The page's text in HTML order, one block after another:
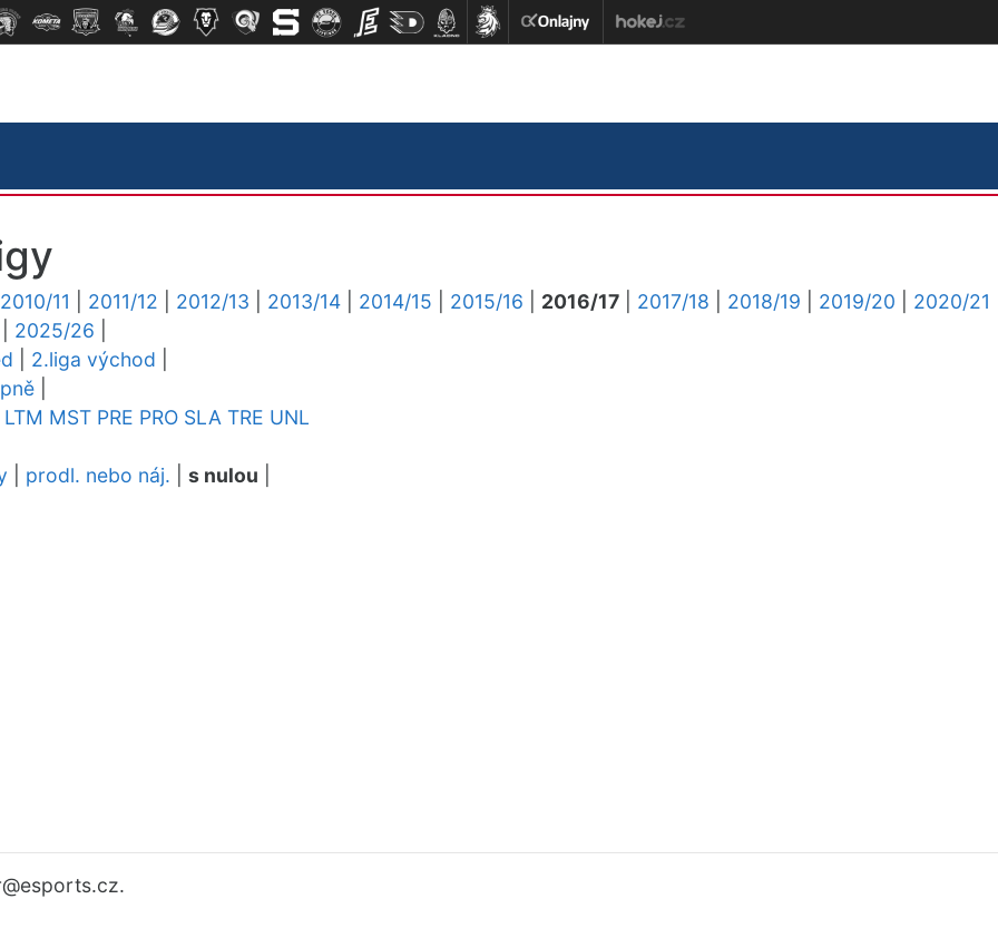
2010/11 2011/12 2012/13 2013/14 2014/15 2015/16 2016/17 2017/18 2018/19 2019/20
2020/21
2025/26
2.liga východ
LTM MST PRE PRO SLA TRE UNL
prodl. nebo náj. s nulou
@esports.cz.